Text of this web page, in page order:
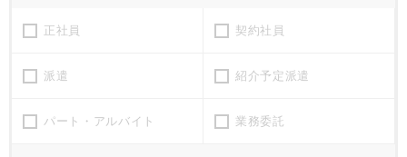
正社員 契約社員
派遣 紹介予定派遣
パート・アルバイト 業務委託